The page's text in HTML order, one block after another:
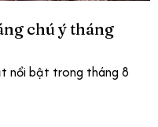
chú ý tháng
nổi bật trong tháng 8